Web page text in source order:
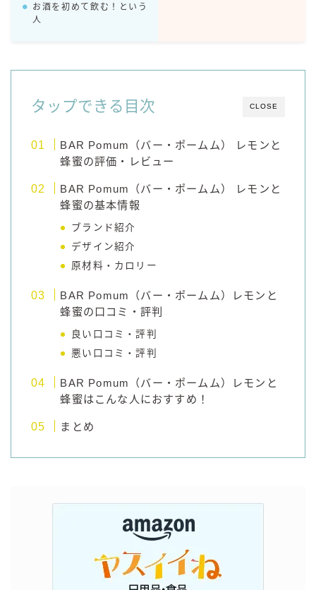
運営者情報
お酒を初めて飲む！という
人
CLOSE
タップできる目次
BAR Pomum（バー・ポームム） レモンと
蜂蜜の評価・レビュー
BAR Pomum（バー・ポームム） レモンと
蜂蜜の基本情報
ブランド紹介
デザイン紹介
原材料・カロリー
BAR Pomum（バー・ポームム）レモンと
蜂蜜の口コミ・評判
良い口コミ・評判
悪い口コミ・評判
BAR Pomum（バー・ポームム）レモンと
蜂蜜はこんな人におすすめ！
まとめ